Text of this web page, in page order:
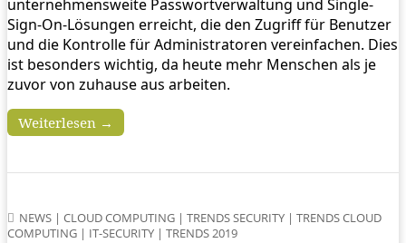
unternehmensweite Passwortverwaltung und Single-
Sign-On-Lösungen erreicht, die den Zugriff für Benutzer
und die Kontrolle für Administratoren vereinfachen. Dies
ist besonders wichtig, da heute mehr Menschen als je
zuvor von zuhause aus arbeiten.
Weiterlesen →
NEWS | CLOUD COMPUTING | TRENDS SECURITY | TRENDS CLOUD
COMPUTING | IT-SECURITY | TRENDS 2019